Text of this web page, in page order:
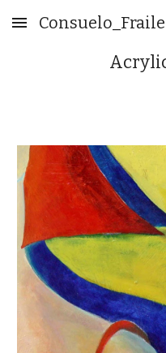
Skip to main content
Consuelo_Fraile